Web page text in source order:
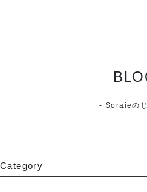
- Soraieの
Category